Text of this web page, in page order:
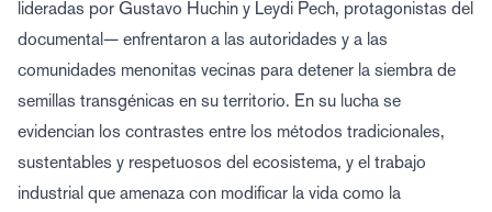
lideradas por Gustavo Huchin y Leydi Pech, protagonistas del
documental— enfrentaron a las autoridades y a las
comunidades menonitas vecinas para detener la siembra de
semillas transgénicas en su territorio. En su lucha se
evidencian los contrastes entre los métodos tradicionales,
sustentables y respetuosos del ecosistema, y el trabajo
industrial que amenaza con modificar la vida como la